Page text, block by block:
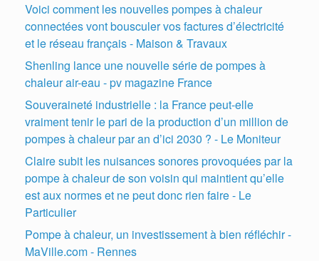
Voici comment les nouvelles pompes à chaleur
connectées vont bousculer vos factures d’électricité
et le réseau français - Maison & Travaux
Shenling lance une nouvelle série de pompes à
chaleur air-eau - pv magazine France
Souveraineté industrielle : la France peut-elle
vraiment tenir le pari de la production d’un million de
pompes à chaleur par an d’ici 2030 ? - Le Moniteur
Claire subit les nuisances sonores provoquées par la
pompe à chaleur de son voisin qui maintient qu’elle
est aux normes et ne peut donc rien faire - Le
Particulier
Pompe à chaleur, un investissement à bien réfléchir -
MaVille.com - Rennes